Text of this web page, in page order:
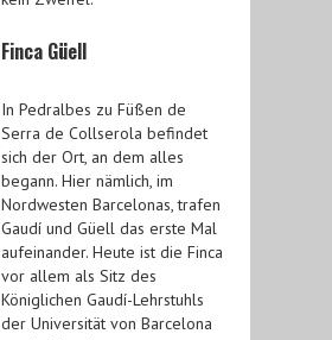
Finca Güell
In Pedralbes zu Füßen de
Serra de Collserola befindet
sich der Ort, an dem alles
begann. Hier nämlich, im
Nordwesten Barcelonas, trafen
Gaudí und Güell das erste Mal
aufeinander. Heute ist die Finca
vor allem als Sitz des
Königlichen Gaudí-Lehrstuhls
der Universität von Barcelona